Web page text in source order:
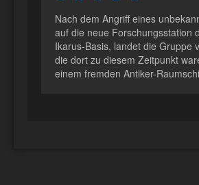
Nach dem Angriff eines
auf die neue Forschungsstation
Ikarus-Basis, landet die Gruppe
die dort zu diesem Zeitpunkt
einem fremden Antiker-